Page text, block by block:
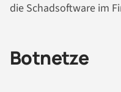
die Schadsoftware im
Botnetze